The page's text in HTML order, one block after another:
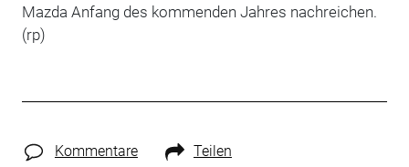
Mazda Anfang des kommenden Jahres nachreichen.
(rp)
Kommentare Teilen